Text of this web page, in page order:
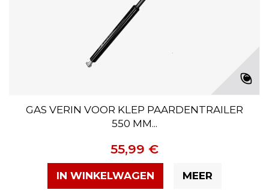
GAS VERIN VOOR KLEP PAARDENTRAILER
550 MM...
55,99 €
IN WINKELWAGEN MEER